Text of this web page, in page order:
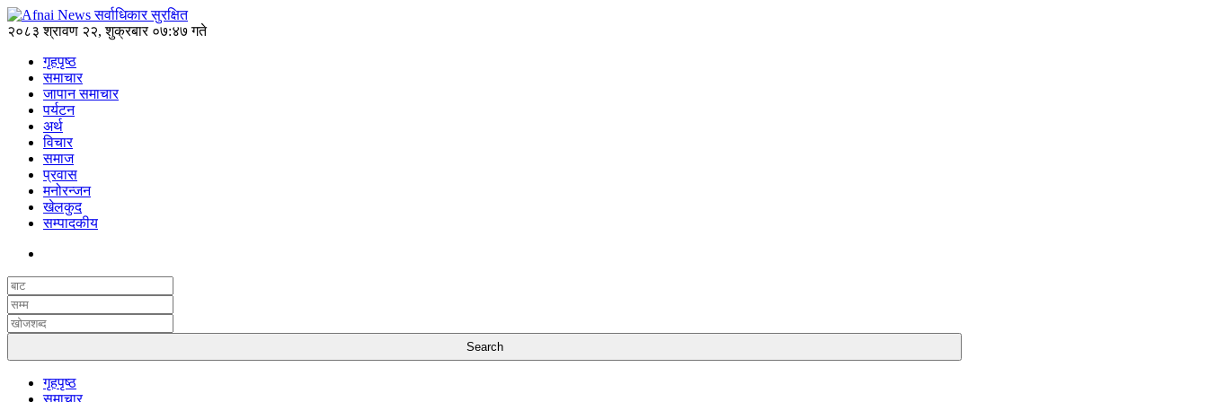
२०८३ श्रावण २२, शुक्रबार ०७:४७ गते
गृहपृष्ठ
समाचार
जापान समाचार
पर्यटन
अर्थ
विचार
समाज
प्रवास
मनोरन्जन
खेलकुद
सम्पादकीय
गृहपृष्ठ
समाचार